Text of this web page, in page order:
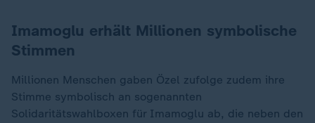
Imamoglu erhält Millionen symbolische
Stimmen
Millionen Menschen gaben Özel zufolge zudem ihre
Stimme symbolisch an sogenannten
Solidaritätswahlboxen für Imamoglu ab, die neben den